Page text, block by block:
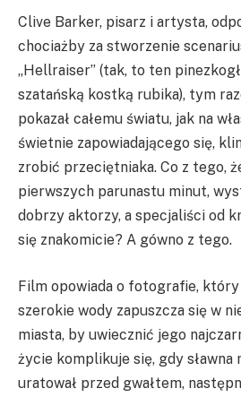
Clive Barker, pisarz i artysta,
chociażby za stworzenie
„Hellraiser” (tak, to ten
szatańską kostką rubika), tym
pokazał całemu światu, jak na
świetnie zapowiadającego się,
zrobić przeciętniaka. Co z tego,
pierwszych parunastu minut,
dobrzy aktorzy, a specjaliści od
się znakomicie? A gówno z tego.
Film opowiada o fotografie,
szerokie wody zapuszcza się w
miasta, by uwiecznić jego
życie komplikuje się, gdy sławna
uratował przed gwałtem,